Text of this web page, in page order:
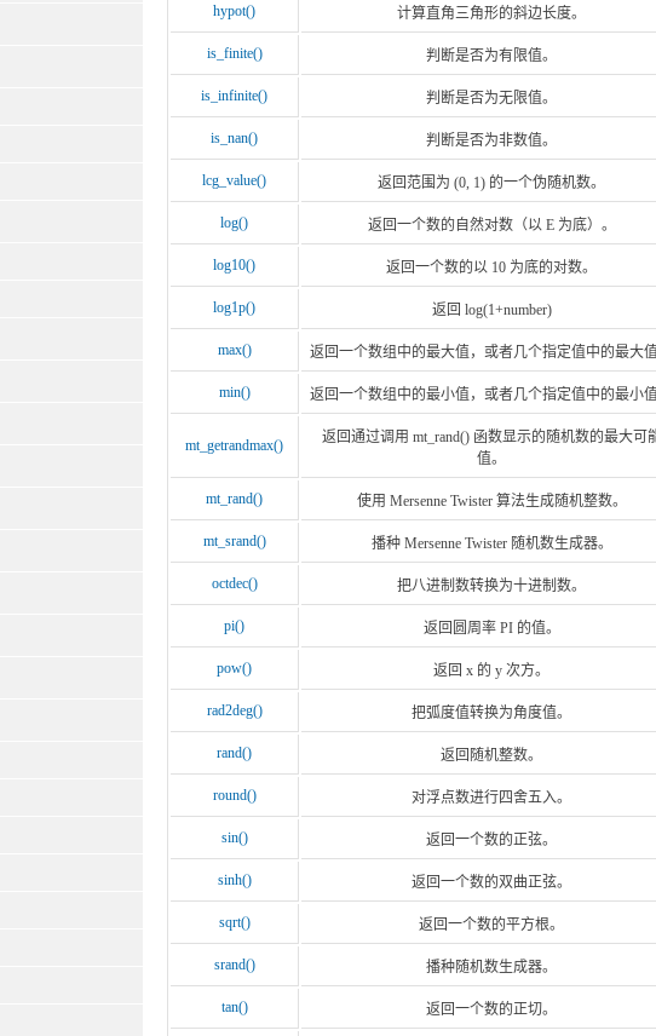
hypot() 计算直角三角形的斜边长度。
is_finite() 判断是否为有限值。
is_infinite() 判断是否为无限值。
is_nan() 判断是否为非数值。
lcg_value() 返回范围为 (0, 1) 的一个伪随机数。
log() 返回一个数的自然对数（以 E 为底）。
log10() 返回一个数的以 10 为底的对数。
log1p() 返回 log(1+number)
max() 返回一个数组中的最大值，或者几个指定值中的最大
min() 返回一个数组中的最小值，或者几个指定值中的最小
mt_getrandmax()
返回通过调用 mt_rand() 函数显示的随机数的最大可
值。
mt_rand() 使用 Mersenne Twister 算法生成随机整数。
mt_srand() 播种 Mersenne Twister 随机数生成器。
octdec() 把八进制数转换为十进制数。
pi() 返回圆周率 PI 的值。
pow() 返回 x 的 y 次方。
rad2deg() 把弧度值转换为角度值。
rand() 返回随机整数。
round() 对浮点数进行四舍五入。
sin() 返回一个数的正弦。
sinh() 返回一个数的双曲正弦。
sqrt() 返回一个数的平方根。
srand() 播种随机数生成器。
tan() 返回一个数的正切。